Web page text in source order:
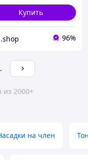
Купить
96%
из 2000+
на член